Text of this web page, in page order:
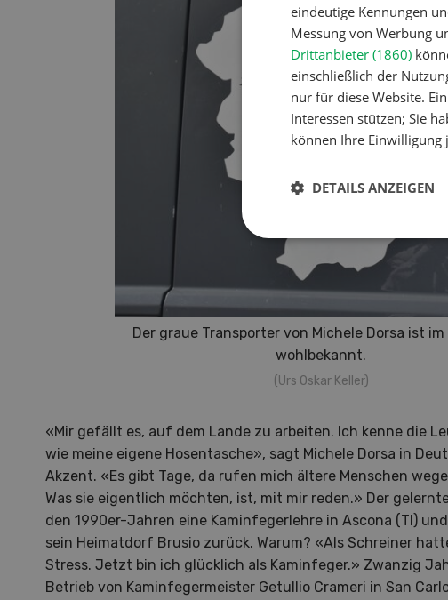
Der graue Transporter von Michele Dorsa ist
wohlbekannt.
(Urs Oskar Keller)
«Mir gefällt es, auf dem Lande zu arbeiten. Ich kenne die
wie meine eigene Hosentasche», sagt Michele Dorsa in
Akzent. «Es gibt Tage, da rufen mich ältere Menschen
Was sie eigentlich möchten, ist, mit mir reden.» Der
den 1990er-Jahren eine Kaminfegerlehre in Ascona (TI)
sein Heimatdorf Brusio zurück. Warum? «Als Schreiner
Stress. Jetzt bin ich glücklich als Kaminfeger.» Zwanzig
Betrieb von Kaminfegermeister Getullio Crameri in San
eindeutige Kennungen
Messung von Werbung
Drittanbieter (1860)
einschließlich der
nur für diese Website.
Interessen stützen; Sie
können Ihre Einwilligung
DETAILS ANZEIGEN